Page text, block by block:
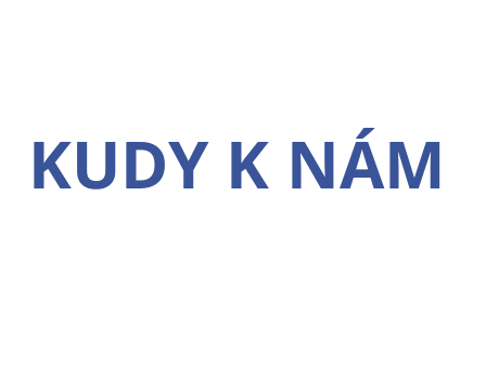
KUDY K NÁM